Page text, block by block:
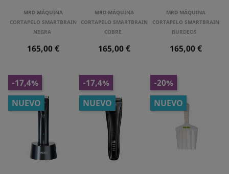
MRD MÁQUINA
CORTAPELO SMARTBRAIN
NEGRA
Precio
165,00 €
MRD MÁQUINA
CORTAPELO SMARTBRAIN
COBRE
Precio
165,00 €
MRD MÁQUINA
CORTAPELO SMARTBRAIN
BURDEOS
Precio
165,00 €
-17,4%
NUEVO
-17,4%
NUEVO
-20%
NUEVO